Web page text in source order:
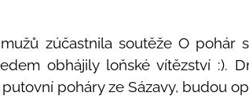
zúčastnila soutěže O pohár
obhájily loňské vítězství :).
poháry ze Sázavy, budou